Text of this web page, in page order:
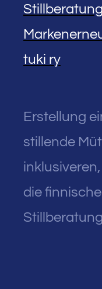
tuki ry
Erstellung
stillende
die